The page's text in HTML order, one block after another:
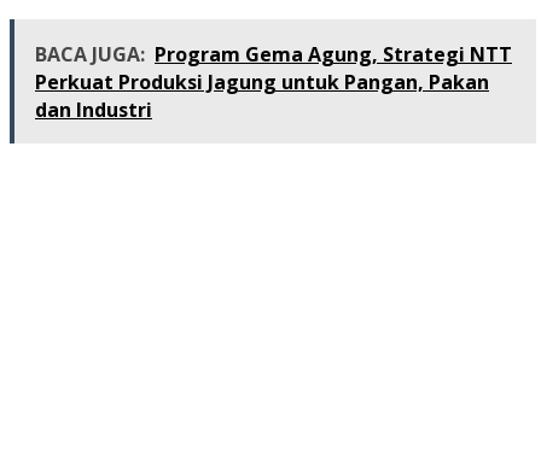
BACA JUGA: Program Gema Agung, Strategi NTT
Perkuat Produksi Jagung untuk Pangan, Pakan
dan Industri